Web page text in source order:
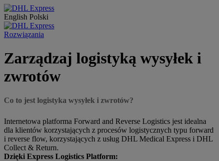
English Polski
Rozwiązania
Zarządzaj logistyką wysyłek i
zwrotów
Co to jest logistyka wysyłek i zwrotów?
Internetowa platforma Forward and Reverse Logistics jest idealna
dla klientów korzystających z procesów logistycznych typu forward
i reverse flow, korzystających z usług DHL Medical Express i DHL
Collect & Return.
Dzięki Express Logistics Platform: